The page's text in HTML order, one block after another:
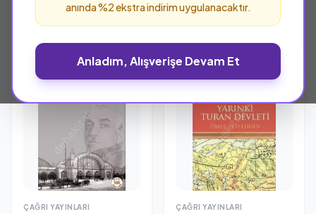
anında %2 ekstra indirim uygulanacaktır.
Anladım, Alışverişe Devam Et
ÇAĞRI YAYINLARI ÇAĞRI YAYINLARI